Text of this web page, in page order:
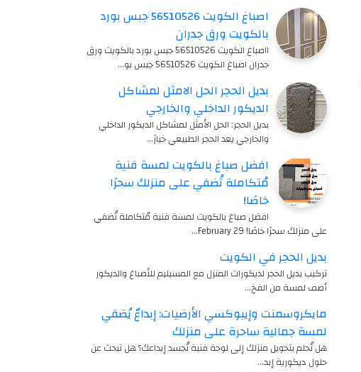
اصباغ الكويت 56510526 جبس بورد
بالكويت ورق جدران
ااصباغ الكويت 56510526 جبس بورد بالكويت ورق
جدران اصباغ الكويت 56510526 جبس بو…
بديل الحجر الحل الامثل لمشاكل
الديكور الداخلي والخارجي
بديل الحجر: الحل الأمثل لمشاكل الديكور الداخلي
والخارجي يعد الحجر الطبيعي خيارً…
افضل صباغ بالكويت لمسة فنية
مُتكاملة تُضفي على منزلك سحرًا
خاصًا!
افضل صباغ بالكويت لمسة فنية مُتكاملة تُضفي
على منزلك سحرًا خاصًا! 29 February…
بديل الحجر في الكويت
تركيب بديل الحجر لديكورات المنزل مع المسيليم للأصباغ والديكور
أضف لمسة من الفخ…
مايكروسمنت وإيبوكسي الأرضيات: إبداعٌ يُضفي
لمسة جمالية ساحرة على منزلك
هل تُحلم بتحويل منزلك إلى لوحة فنية تُجسد إبداعك؟ هل تبحث عن
حلول ديكورية إبد…